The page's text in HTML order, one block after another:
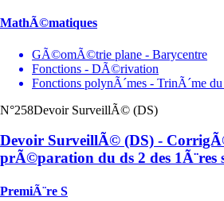
MathÃ©matiques
GÃ©omÃ©trie plane - Barycentre
Fonctions - DÃ©rivation
Fonctions polynÃ´mes - TrinÃ´me
N°258Devoir SurveillÃ© (DS)
Devoir SurveillÃ© (DS) -
prÃ©paration du ds 2 des 1Ã¨res
PremiÃ¨re S